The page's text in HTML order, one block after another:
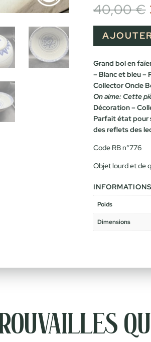
40,00€
Grand bol en
– Blanc et bleu –
Collector Oncle
On aime: Cette
Décoration –
Parfait état pour
des reflets des
Code RB n°776
Objet lourd et de
Poids
Dimensions